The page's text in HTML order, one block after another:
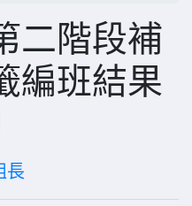
二階段補
編班結果
長